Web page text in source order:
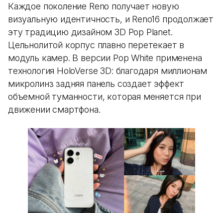
Каждое поколение Reno получает новую
визуальную идентичность, и Reno16 продолжает
эту традицию дизайном 3D Pop Planet.
Цельнолитой корпус плавно перетекает в
модуль камер. В версии Pop White применена
технология HoloVerse 3D: благодаря миллионам
микролинз задняя панель создает эффект
объемной туманности, которая меняется при
движении смартфона.